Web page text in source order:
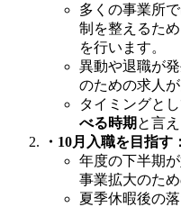
多くの事業所
制を整えるた
を行います。
異動や退職が
のための求人が
タイミングとし
べる時期 と言え
・10月入職を目指す
年度の下半期
事業拡大のた
夏季休暇後の